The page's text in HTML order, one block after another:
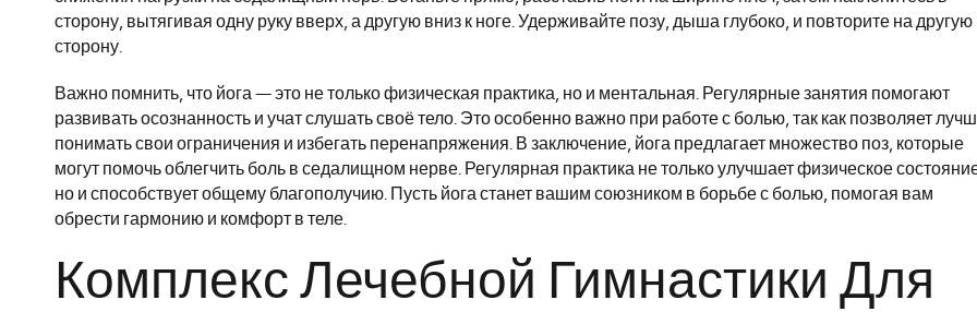
сторону, вытягивая одну руку вверх, а другую вниз к ноге. Удерживайте позу, дыша глубоко, и повторите на другую
сторону.
Важно помнить, что йога — это не только физическая практика, но и ментальная. Регулярные занятия помогают
развивать осознанность и учат слушать своё тело. Это особенно важно при работе с болью, так как позволяет
понимать свои ограничения и избегать перенапряжения. В заключение, йога предлагает множество поз, которые
могут помочь облегчить боль в седалищном нерве. Регулярная практика не только улучшает физическое
но и способствует общему благополучию. Пусть йога станет вашим союзником в борьбе с болью, помогая вам
обрести гармонию и комфорт в теле.
Комплекс Лечебной Гимнастики Для